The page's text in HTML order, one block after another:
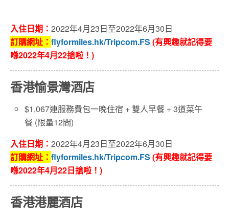
入住日期： 2022年4月23日至2022年6月30日
訂購網址： flyformiles.hk/Tripcom.FS (有興趣就記得要
喺2022年4月22搶啦！)
香港愉景灣酒店
$1,067連服務費包一晚住宿 + 雙人早餐 +3道菜午
餐 (限量12間)
入住日期： 2022年4月23日至2022年6月30日
訂購網址： flyformiles.hk/Tripcom.FS (有興趣就記得要
喺2022年4月22日搶啦！)
香港港麗酒店